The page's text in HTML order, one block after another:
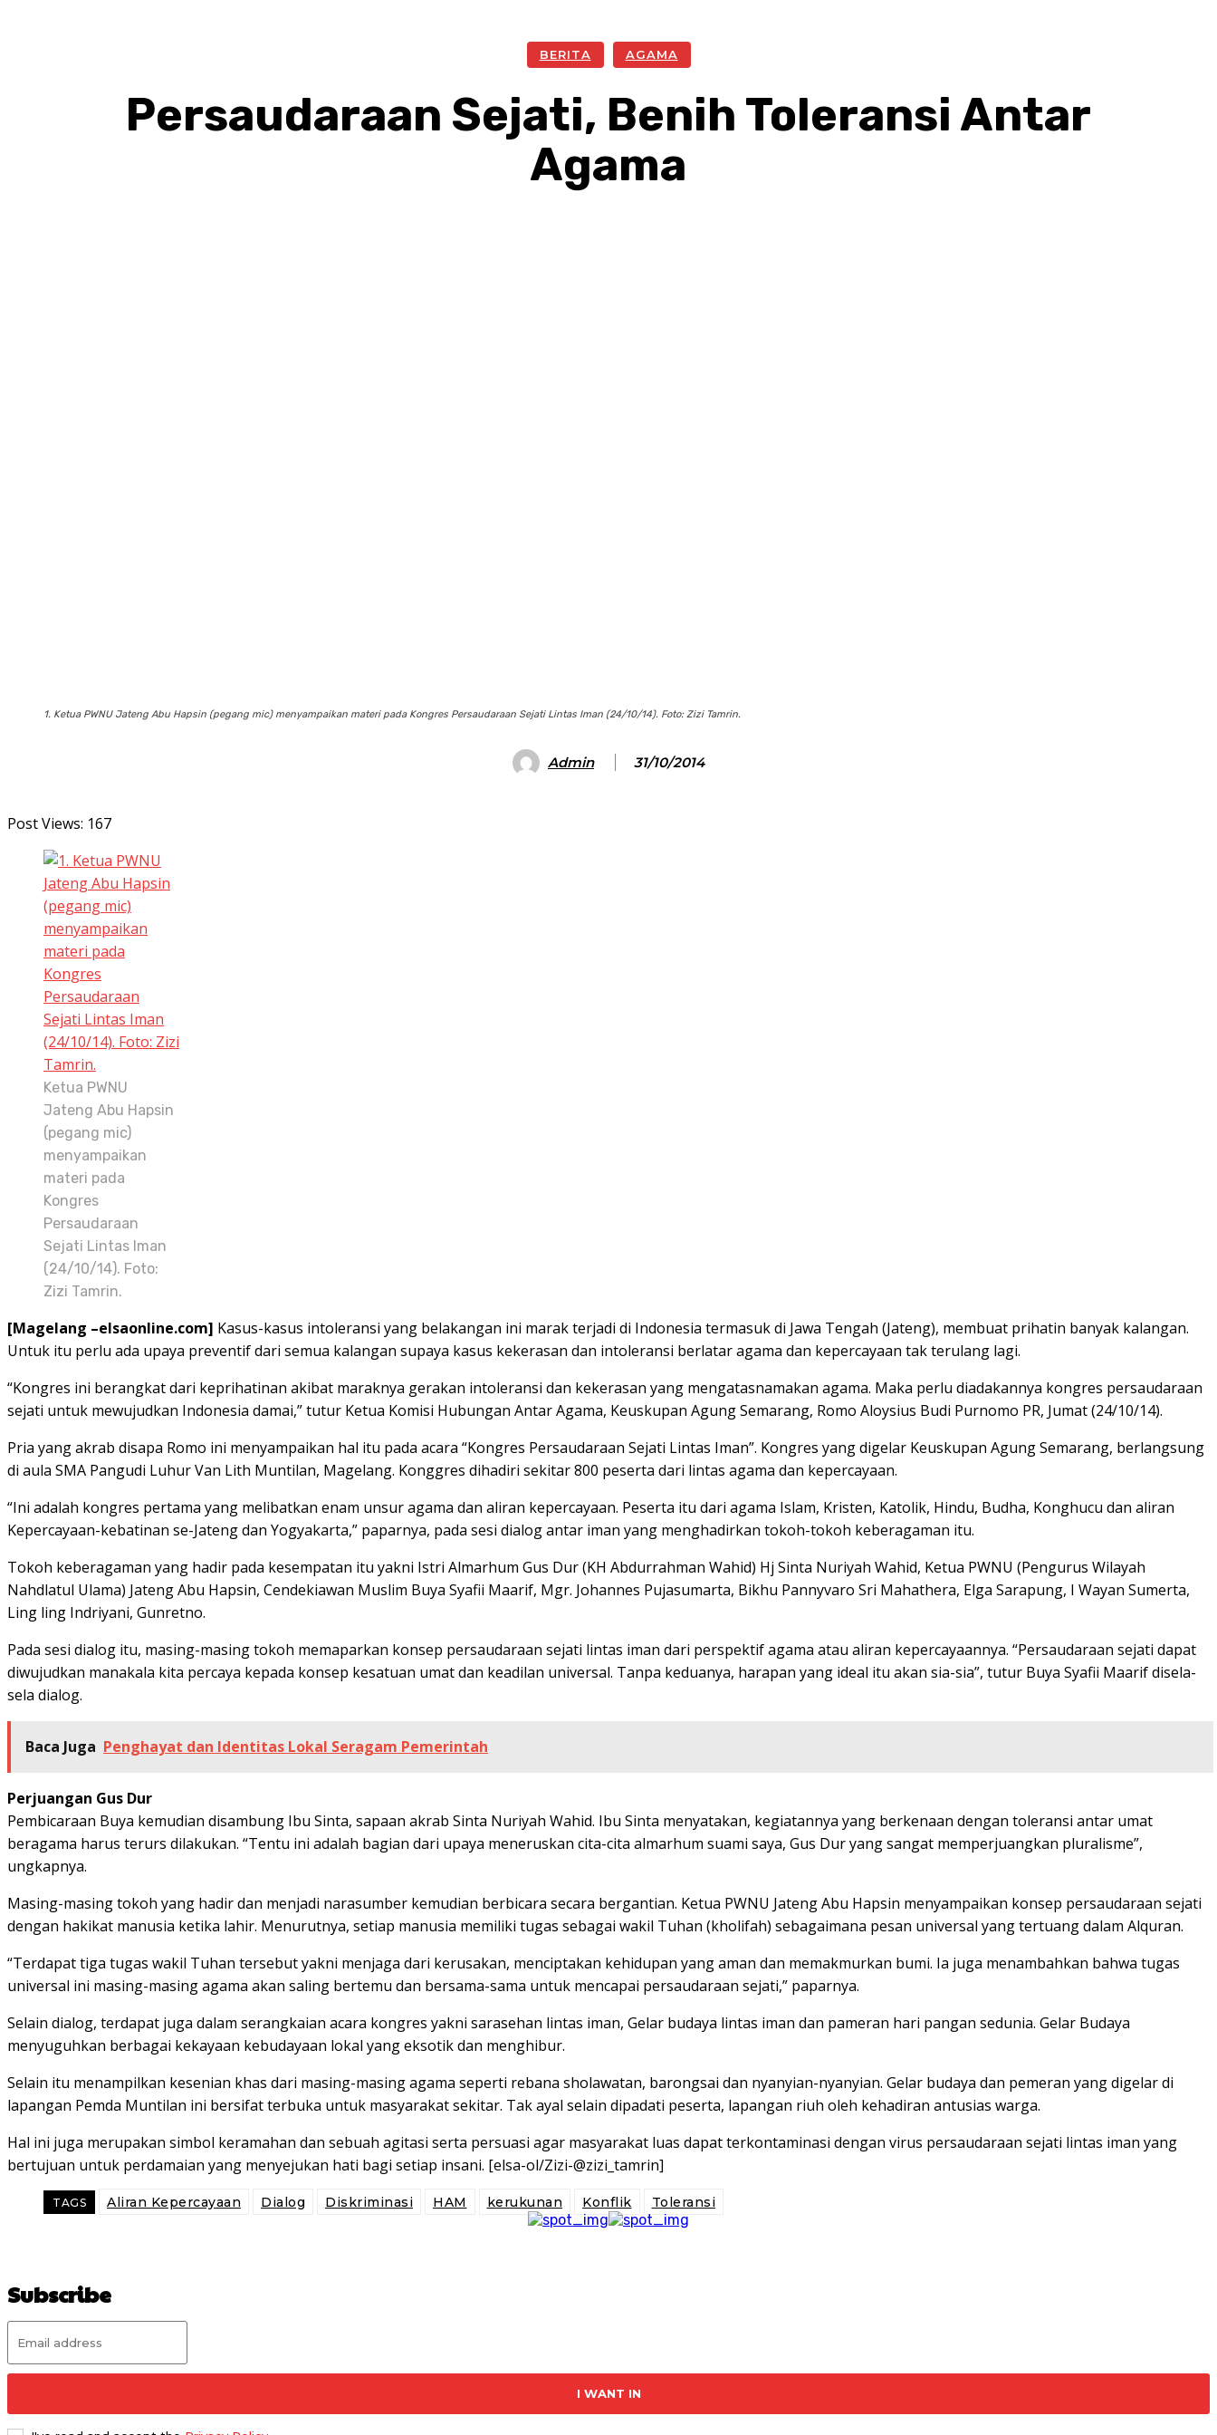
BERITA AGAMA
Persaudaraan Sejati, Benih Toleransi Antar
Agama
1. Ketua PWNU Jateng Abu Hapsin (pegang mic) menyampaikan materi pada Kongres Persaudaraan Sejati Lintas Iman (24/10/14). Foto: Zizi Tamrin.
Admin 31/10/2014
Post Views: 167
Ketua PWNU
Jateng Abu Hapsin
(pegang mic)
menyampaikan
materi pada
Kongres
Persaudaraan
Sejati Lintas Iman
(24/10/14). Foto:
Zizi Tamrin.
[Magelang –elsaonline.com] Kasus-kasus intoleransi yang belakangan ini marak terjadi di Indonesia termasuk di Jawa Tengah (Jateng), membuat prihatin banyak kalangan.
Untuk itu perlu ada upaya preventif dari semua kalangan supaya kasus kekerasan dan intoleransi berlatar agama dan kepercayaan tak terulang lagi.
“Kongres ini berangkat dari keprihatinan akibat maraknya gerakan intoleransi dan kekerasan yang mengatasnamakan agama. Maka perlu diadakannya kongres persaudaraan
sejati untuk mewujudkan Indonesia damai,” tutur Ketua Komisi Hubungan Antar Agama, Keuskupan Agung Semarang, Romo Aloysius Budi Purnomo PR, Jumat (24/10/14).
Pria yang akrab disapa Romo ini menyampaikan hal itu pada acara “Kongres Persaudaraan Sejati Lintas Iman”. Kongres yang digelar Keuskupan Agung Semarang, berlangsung
di aula SMA Pangudi Luhur Van Lith Muntilan, Magelang. Konggres dihadiri sekitar 800 peserta dari lintas agama dan kepercayaan.
“Ini adalah kongres pertama yang melibatkan enam unsur agama dan aliran kepercayaan. Peserta itu dari agama Islam, Kristen, Katolik, Hindu, Budha, Konghucu dan aliran
Kepercayaan-kebatinan se-Jateng dan Yogyakarta,” paparnya, pada sesi dialog antar iman yang menghadirkan tokoh-tokoh keberagaman itu.
Tokoh keberagaman yang hadir pada kesempatan itu yakni Istri Almarhum Gus Dur (KH Abdurrahman Wahid) Hj Sinta Nuriyah Wahid, Ketua PWNU (Pengurus Wilayah
Nahdlatul Ulama) Jateng Abu Hapsin, Cendekiawan Muslim Buya Syafii Maarif, Mgr. Johannes Pujasumarta, Bikhu Pannyvaro Sri Mahathera, Elga Sarapung, I Wayan Sumerta,
Ling ling Indriyani, Gunretno.
Pada sesi dialog itu, masing-masing tokoh memaparkan konsep persaudaraan sejati lintas iman dari perspektif agama atau aliran kepercayaannya. “Persaudaraan sejati dapat
diwujudkan manakala kita percaya kepada konsep kesatuan umat dan keadilan universal. Tanpa keduanya, harapan yang ideal itu akan sia-sia”, tutur Buya Syafii Maarif disela-
sela dialog.
Baca Juga Penghayat dan Identitas Lokal Seragam Pemerintah
Perjuangan Gus Dur
Pembicaraan Buya kemudian disambung Ibu Sinta, sapaan akrab Sinta Nuriyah Wahid. Ibu Sinta menyatakan, kegiatannya yang berkenaan dengan toleransi antar umat
beragama harus terurs dilakukan. “Tentu ini adalah bagian dari upaya meneruskan cita-cita almarhum suami saya, Gus Dur yang sangat memperjuangkan pluralisme”,
ungkapnya.
Masing-masing tokoh yang hadir dan menjadi narasumber kemudian berbicara secara bergantian. Ketua PWNU Jateng Abu Hapsin menyampaikan konsep persaudaraan sejati
dengan hakikat manusia ketika lahir. Menurutnya, setiap manusia memiliki tugas sebagai wakil Tuhan (kholifah) sebagaimana pesan universal yang tertuang dalam Alquran.
“Terdapat tiga tugas wakil Tuhan tersebut yakni menjaga dari kerusakan, menciptakan kehidupan yang aman dan memakmurkan bumi. Ia juga menambahkan bahwa tugas
universal ini masing-masing agama akan saling bertemu dan bersama-sama untuk mencapai persaudaraan sejati,” paparnya.
Selain dialog, terdapat juga dalam serangkaian acara kongres yakni sarasehan lintas iman, Gelar budaya lintas iman dan pameran hari pangan sedunia. Gelar Budaya
menyuguhkan berbagai kekayaan kebudayaan lokal yang eksotik dan menghibur.
Selain itu menampilkan kesenian khas dari masing-masing agama seperti rebana sholawatan, barongsai dan nyanyian-nyanyian. Gelar budaya dan pemeran yang digelar di
lapangan Pemda Muntilan ini bersifat terbuka untuk masyarakat sekitar. Tak ayal selain dipadati peserta, lapangan riuh oleh kehadiran antusias warga.
Hal ini juga merupakan simbol keramahan dan sebuah agitasi serta persuasi agar masyarakat luas dapat terkontaminasi dengan virus persaudaraan sejati lintas iman yang
bertujuan untuk perdamaian yang menyejukan hati bagi setiap insani. [elsa-ol/Zizi-@zizi_tamrin]
TAGS Aliran Kepercayaan Dialog Diskriminasi HAM kerukunan Konflik Toleransi
Subscribe
I WANT IN